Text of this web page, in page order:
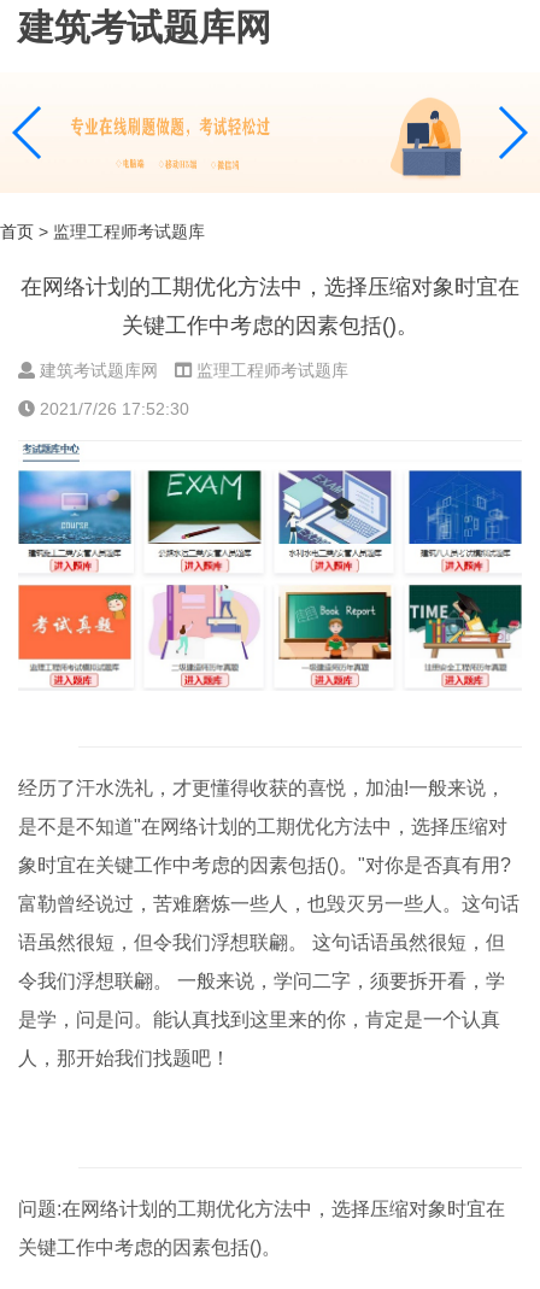
建筑考试题库网
首页 > 监理工程师考试题库
在网络计划的工期优化方法中，选择压缩对象时宜在
关键工作中考虑的因素包括()。
建筑考试题库网
监理工程师考试题库
2021/7/26 17:52:30
经历了汗水洗礼，才更懂得收获的喜悦，加油!一般来说，
是不是不知道"在网络计划的工期优化方法中，选择压缩对
象时宜在关键工作中考虑的因素包括()。"对你是否真有用?
富勒曾经说过，苦难磨炼一些人，也毁灭另一些人。这句话
语虽然很短，但令我们浮想联翩。 这句话语虽然很短，但
令我们浮想联翩。 一般来说，学问二字，须要拆开看，学
是学，问是问。能认真找到这里来的你，肯定是一个认真
人，那开始我们找题吧！
问题:在网络计划的工期优化方法中，选择压缩对象时宜在
关键工作中考虑的因素包括()。